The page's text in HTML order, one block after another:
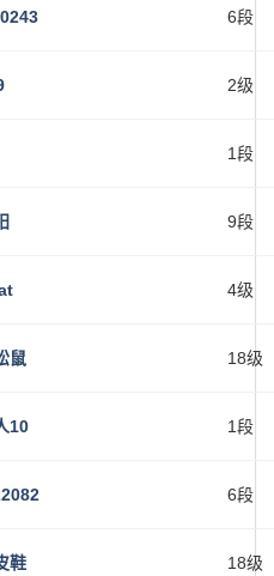
6段
2级
1段
9段
4级
鼠 18级
10 1段
6段
鞋 18级